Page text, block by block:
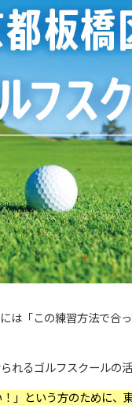
は「この練習方法で合
れるゴルフスクールの活
」という方のために、